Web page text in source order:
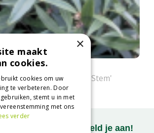
Sarcococca
hookeriana 'Purple Stem'
ontvangen? Meld je aan!
×
maakt
cookies.
cookies om uw
te verbeteren. Door
stemt u in met
met ons
verder